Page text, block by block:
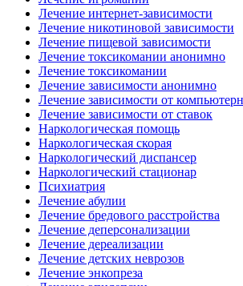
Лечение интернет-зависимости
Лечение никотиновой зависимости
Лечение пищевой зависимости
Лечение токсикомании анонимно
Лечение токсикомании
Лечение зависимости анонимно
Лечение зависимости от
Лечение зависимости от ставок
Наркологическая помощь
Наркологическая скорая
Наркологический диспансер
Наркологический стационар
Психиатрия
Лечение абулии
Лечение бредового расстройства
Лечение деперсонализации
Лечение дереализации
Лечение детских неврозов
Лечение энкопреза